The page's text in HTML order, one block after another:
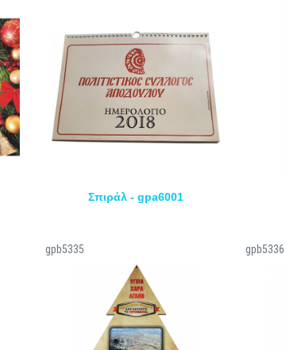
Σπιράλ - gpa6001
gpb5335 gpb5336